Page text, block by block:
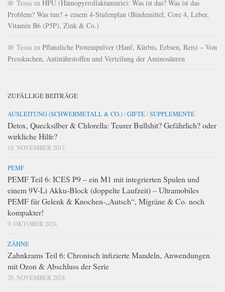
Tessa zu HPU (Hämopyrrollaktamurie): Was ist das? Was ist das
Problem? Was tun? + einem 4-Stufenplan (Bindemittel, Core 4, Leber,
Vitamin B6 (P5P), Zink & Co.)
Tessa zu Pflanzliche Proteinpulver (Hanf, Kürbis, Erbsen, Reis) – Von
Presskuchen, Antinährstoffen und Verteilung der Aminosäuren
ZUFÄLLIGE BEITRÄGE
AUSLEITUNG (SCHWERMETALL & CO.)/GIFTE/SUPPLEMENTE
Detox, Quecksilber & Chlorella: Teurer Bullshit? Gefährlich? oder
wirkliche Hilfe?
18. NOVEMBER 2017
PEMF
PEMF Teil 6: ICES P9 – ein M1 mit integrierten Spulen und
einem 9V-Li Akku-Block (doppelte Laufzeit) – Ultramobiles
PEMF für Gelenk & Knochen-„Autsch“, Migräne & Co. noch
kompakter!
9. OKTOBER 2024
ZÄHNE
Zahnkrams Teil 6: Chronisch infizierte Mandeln, Anwendungen
mit Ozon & Abschluss der Serie
20. NOVEMBER 2024